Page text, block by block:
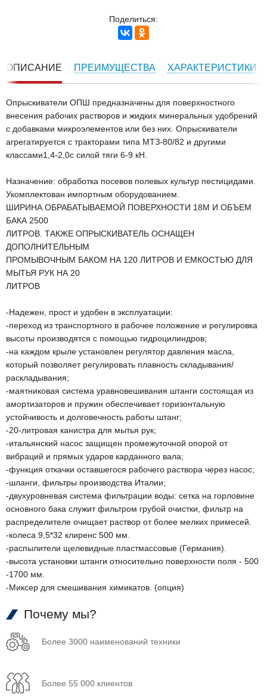
Поделиться:
ОПИСАНИЕ ПРЕИМУЩЕСТВА ХАРАКТЕРИСТИКИ
Опрыскиватели ОПШ предназначены для поверхностного
внесения рабочих растворов и жидких минеральных удобрений
с добавками микроэлементов или без них. Опрыскиватели
агрегатируется с тракторами типа МТЗ-80/82 и другими
классами1,4-2,0с силой тяги 6-9 кН.
Назначение: обработка посевов полевых культур пестицидами.
Укомплектован импортным оборудованием.
ШИРИНА ОБРАБАТЫВАЕМОЙ ПОВЕРХНОСТИ 18М И ОБЪЕМ
БАКА 2500
ЛИТРОВ. ТАКЖЕ ОПРЫСКИВАТЕЛЬ ОСНАЩЕН
ДОПОЛНИТЕЛЬНЫМ
ПРОМЫВОЧНЫМ БАКОМ НА 120 ЛИТРОВ И ЕМКОСТЬЮ ДЛЯ
МЫТЬЯ РУК НА 20
ЛИТРОВ
-Надежен, прост и удобен в эксплуатации:
-переход из транспортного в рабочее положение и регулировка
высоты производятся с помощью гидроцилиндров;
-на каждом крыле установлен регулятор давления масла,
который позволяет регулировать плавность складывания/
раскладывания;
-маятниковая система уравновешивания штанги состоящая из
амортизаторов и пружин обеспечивает горизонтальную
устойчивость и долговечность работы штанг;
-20-литровая канистра для мытья рук;
-итальянский насос защищен промежуточной опорой от
вибраций и прямых ударов карданного вала;
-функция откачки оставшегося рабочего раствора через насос;
-шланги, фильтры производства Италии;
-двухуровневая система фильтрации воды: сетка на горловине
основного бака служит фильтром грубой очистки, фильтр на
распределителе очищает раствор от более мелких примесей.
-колеса 9,5*32 клиренс 500 мм.
-распылители щелевидные пластмассовые (Германия).
-высота установки штанги относительно поверхности поля - 500
-1700 мм.
-Миксер для смешивания химикатов. (опция)
Почему мы?
Более 3000 наименований техники
Более 55 000 клиентов